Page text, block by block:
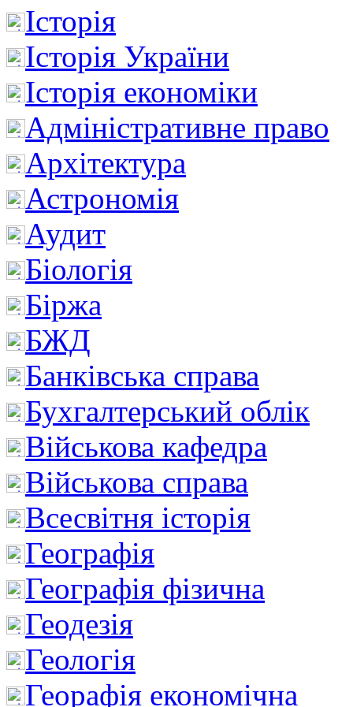
Історія
Історія України
Історія економіки
Адміністративне право
Архітектура
Астрономія
Аудит
Біологія
Біржа
БЖД
Банківська справа
Бухгалтерський облік
Військова кафедра
Військова справа
Всесвітня історія
Географія
Географія фізична
Геодезія
Геологія
Георафія економічна